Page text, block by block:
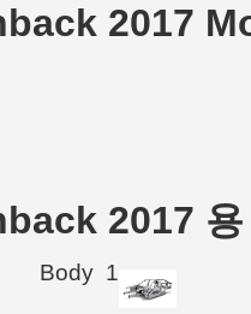
2017
2017 용
Body 1